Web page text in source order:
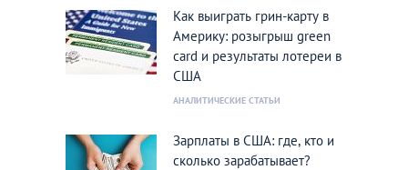
Как выиграть грин-карту в
Америку: розыгрыш green
card и результаты лотереи в
США
АНАЛИТИЧЕСКИЕ СТАТЬИ
Зарплаты в США: где, кто и
сколько зарабатывает?